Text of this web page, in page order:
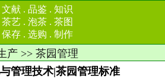
文献 . 品鉴 . 知识
茶艺 . 泡茶 . 茶图
保存 . 选购 . 制作
产 >> 茶园管理
管理技术|茶园管理标准